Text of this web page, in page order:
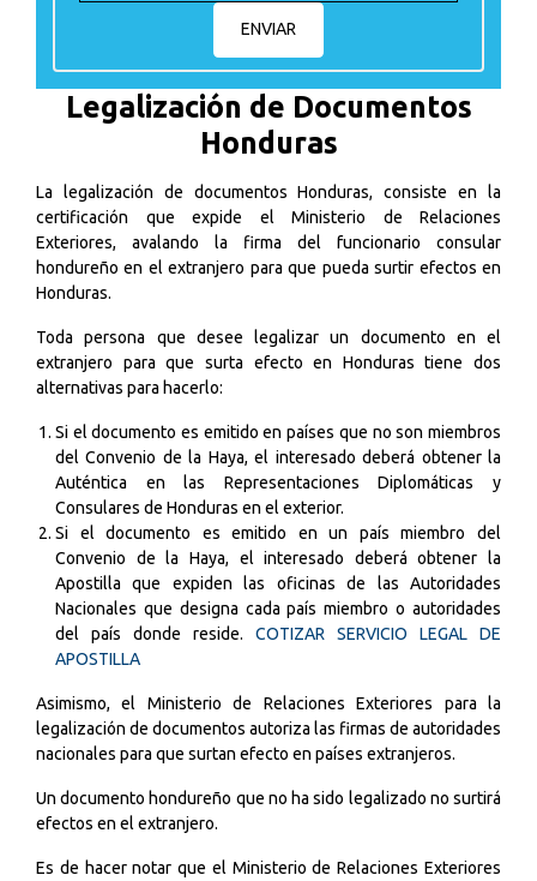
Legalización de Documentos
Honduras
La legalización de documentos Honduras, consiste en la
certificación que expide el Ministerio de Relaciones
Exteriores, avalando la firma del funcionario consular
hondureño en el extranjero para que pueda surtir efectos en
Honduras.
Toda persona que desee legalizar un documento en el
extranjero para que surta efecto en Honduras tiene dos
alternativas para hacerlo:
Si el documento es emitido en países que no son miembros
del Convenio de la Haya, el interesado deberá obtener la
Auténtica en las Representaciones Diplomáticas y
Consulares de Honduras en el exterior.
Si el documento es emitido en un país miembro del
Convenio de la Haya, el interesado deberá obtener la
Apostilla que expiden las oficinas de las Autoridades
Nacionales que designa cada país miembro o autoridades
del país donde reside. COTIZAR SERVICIO LEGAL DE
APOSTILLA
Asimismo, el Ministerio de Relaciones Exteriores para la
legalización de documentos autoriza las firmas de autoridades
nacionales para que surtan efecto en países extranjeros.
Un documento hondureño que no ha sido legalizado no surtirá
efectos en el extranjero.
Es de hacer notar que el Ministerio de Relaciones Exteriores